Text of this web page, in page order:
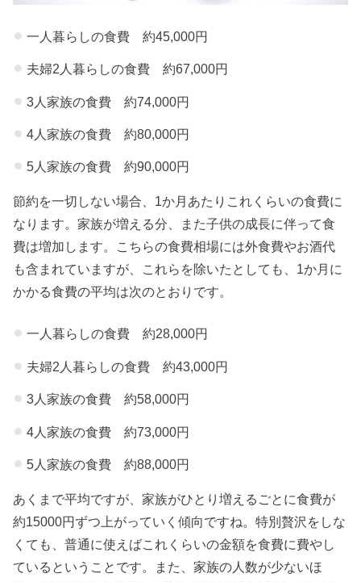
基本
» 4.割引
惑わさ
れない
を節約
しやす
い食
材・レ
» 6.大家
族の食
増し食
材で
したい
ならコ
一人暮らしの食費 約45,000円
夫婦2人暮らしの食費 約67,000円
3人家族の食費 約74,000円
4人家族の食費 約80,000円
5人家族の食費 約90,000円
節約を一切しない場合、1か月あたりこれくらいの食費に
なります。家族が増える分、また子供の成長に伴って食
費は増加します。こちらの食費相場には外食費やお酒代
も含まれていますが、これらを除いたとしても、1か月に
かかる食費の平均は次のとおりです。
一人暮らしの食費 約28,000円
夫婦2人暮らしの食費 約43,000円
3人家族の食費 約58,000円
4人家族の食費 約73,000円
5人家族の食費 約88,000円
あくまで平均ですが、家族がひとり増えるごとに食費が
約15000円ずつ上がっていく傾向ですね。特別贅沢をしな
くても、普通に使えばこれくらいの金額を食費に費やし
ているということです。また、家族の人数が少ないほ